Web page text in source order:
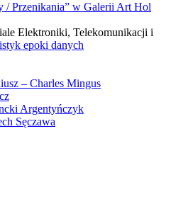
/ Przenikania” w Galerii Art Hol
Elektroniki, Telekomunikacji i
epoki danych
– Charles Mingus
Argentyńczyk
Sęczawa